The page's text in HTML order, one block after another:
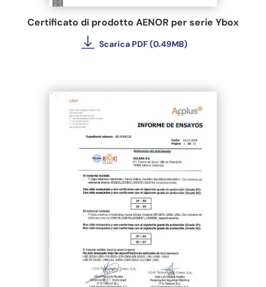
Certificato di prodotto AENOR per serie Ybox
Scarica PDF (0.49MB)